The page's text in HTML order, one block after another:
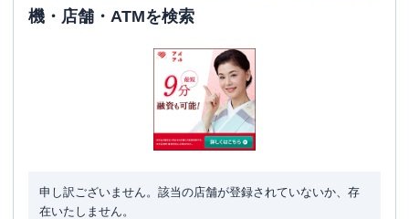
機・店舗・ATMを検索
申し訳ございません。該当の店舗が登録されていないか、存
在いたしません。